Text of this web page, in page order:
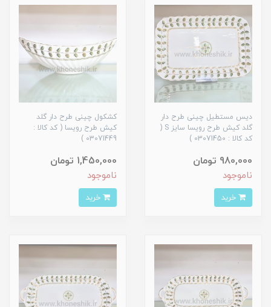
دیس مستطیل چینی طرح دار
گلد کیش طرح رویسا سایز S (
کد کالا : 03071450 )
980,000 تومان
ناموجود
کشکول چینی طرح دار گلد
کیش طرح رویسا ( کد کالا :
03071449 )
1,450,000 تومان
ناموجود